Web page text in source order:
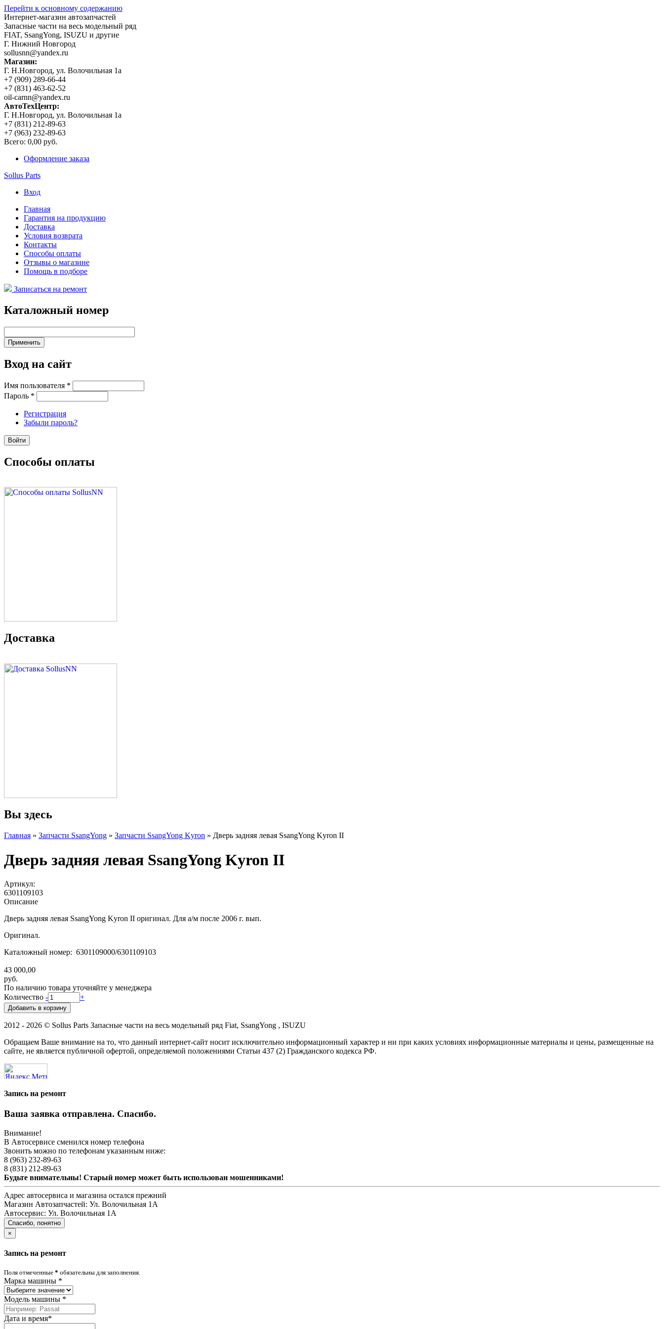
Перейти к основному содержанию
Интернет-магазин автозапчастей
Запасные части на весь модельный ряд
FIAT, SsangYong, ISUZU и другие
Г. Нижний Новгород
sollusnn@yandex.ru
Магазин:
Г. Н.Новгород, ул. Волочильная 1а
+7 (909) 289-66-44
+7 (831) 463-62-52
oil-carnn@yandex.ru
АвтоТехЦентр:
Г. Н.Новгород, ул. Волочильная 1а
+7 (831) 212-89-63
+7 (963) 232-89-63
Всего: 0,00 руб.
Оформление заказа
Sollus Parts
Вход
Главная
Гарантия на продукцию
Доставка
Условия возврата
Контакты
Способы оплаты
Отзывы о магазине
Помощь в подборе
Записаться на ремонт
Каталожный номер
Вход на сайт
Имя пользователя *
Пароль *
Регистрация
Забыли пароль?
Способы оплаты
Доставка
Вы здесь
Главная » Запчасти SsangYong » Запчасти SsangYong Kyron » Дверь задняя левая SsangYong Kyron II
Дверь задняя левая SsangYong Kyron II
Артикул:
6301109103
Описание
Дверь задняя левая SsangYong Kyron II оригинал. Для а/м после 2006 г. вып.
Оригинал.
Каталожный номер: 6301109000/6301109103
43 000,00
руб.
По наличию товара уточняйте у менеджера
Количество - +
2012 - 2026 © Sollus Parts Запасные части на весь модельный ряд Fiat, SsangYong , ISUZU
Обращаем Ваше внимание на то, что данный интернет-сайт носит исключительно информационный характер и ни при каких условиях информационные материалы и цены, размещенные на
сайте, не является публичной офертой, определяемой положениями Статьи 437 (2) Гражданского кодекса РФ.
Запись на ремонт
Ваша заявка отправлена. Спасибо.
Внимание!
В Автосервисе сменился номер телефона
Звонить можно по телефонам указанным ниже:
8 (963) 232-89-63
8 (831) 212-89-63
Будьте внимательны! Старый номер может быть использован мошенниками!
Адрес автосервиса и магазина остался прежний
Магазин Автозапчастей: Ул. Волочильная 1А
Автосервис: Ул. Волочильная 1А
Спасибо, понятно
×
Запись на ремонт
Поля отмеченные * обязательны для заполнения.
Марка машины *
Модель машины *
Дата и время*